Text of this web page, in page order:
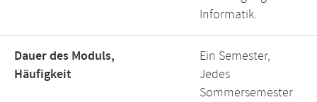
Informatik.
Dauer des Moduls,
Häufigkeit
Ein Semester,
Jedes
Sommersemester